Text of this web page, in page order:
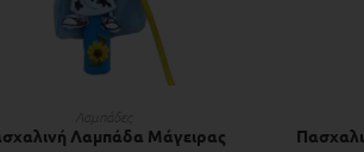
Λαμπάδα Μάγειρας